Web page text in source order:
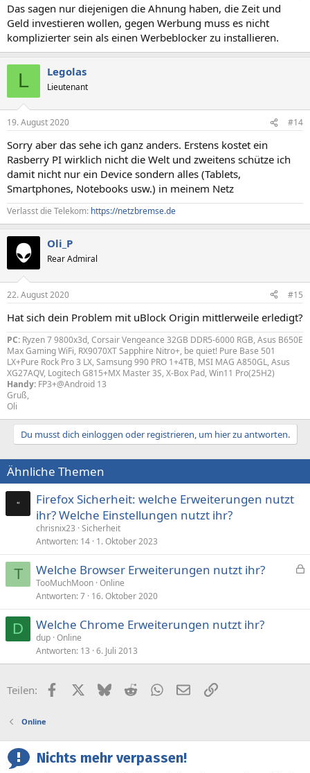
Das sagen nur diejenigen die Ahnung haben, die Zeit und
Geld investieren wollen, gegen Werbung muss es nicht
komplizierter sein als einen Werbeblocker zu installieren.
L Legolas
Lieutenant
19. August 2020 #14
Sorry aber das sehe ich ganz anders. Erstens kostet ein
Rasberry PI wirklich nicht die Welt und zweitens schütze ich
damit nicht nur ein Device sondern alles (Tablets,
Smartphones, Notebooks usw.) in meinem Netz
Verlasst die Telekom: https://netzbremse.de
Oli_P
Rear Admiral
22. August 2020 #15
Hat sich dein Problem mit uBlock Origin mittlerweile erledigt?
PC: Ryzen 7 9800x3d, Corsair Vengeance 32GB DDR5-6000 RGB, Asus B650E
Max Gaming WiFi, RX9070XT Sapphire Nitro+, be quiet! Pure Base 501
LX+Pure Rock Pro 3 LX, Samsung 990 PRO 1+4TB, MSI MAG A850GL, Asus
XG27AQV, Logitech G815+MX Master 3S, X-Box Pad, Win11 Pro(25H2)
Handy: FP3+@Android 13
Gruß,
Oli
Du musst dich einloggen oder registrieren, um hier zu antworten.
Ähnliche Themen
Firefox Sicherheit: welche Erweiterungen nutzt
ihr? Welche Einstellungen nutzt ihr?
chrisnix23 Sicherheit
Antworten 14 1. Oktober 2023
T
p
Welche Browser Erweiterungen nutzt ihr?
TooMuchMoon Online
Antworten 7 16. Oktober 2020
D Welche Chrome Erweiterungen nutzt ihr?
dup Online
Antworten 13 6. Juli 2013
Teilen: FacebookX (Twitter)
BlueskyRedditWhatsApp
E-MailLink
Online
Nichts mehr verpassen!